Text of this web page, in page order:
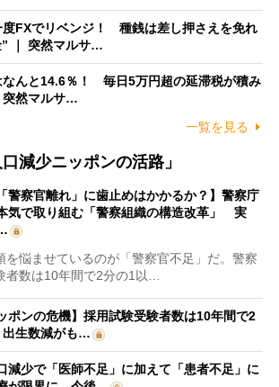
度FXでリベンジ！ 種銭は差し押さえを免れ
｜ 突然マルサ…
なんと14.6％！ 毎日5万円超の延滞税が積み
突然マルサ…
一覧を見る
減少ニッポンの活路」
「警察官離れ」に歯止めはかかるか？】警察庁
気で取り組む「警察組織の構造改革」 実
悩ませているのが「警察官不足」だ。警察
者数は10年間で2分の1以…
ポンの危機】採用試験受験者数は10年間で2
生数減がも…
減少で「医師不足」に加えて「患者不足」に